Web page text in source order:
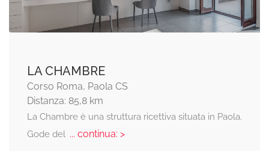
LA CHAMBRE
Corso Roma, Paola CS
Distanza: 85,8 km
La Chambre è una struttura ricettiva situata in Paola.
Gode del ... continua: >